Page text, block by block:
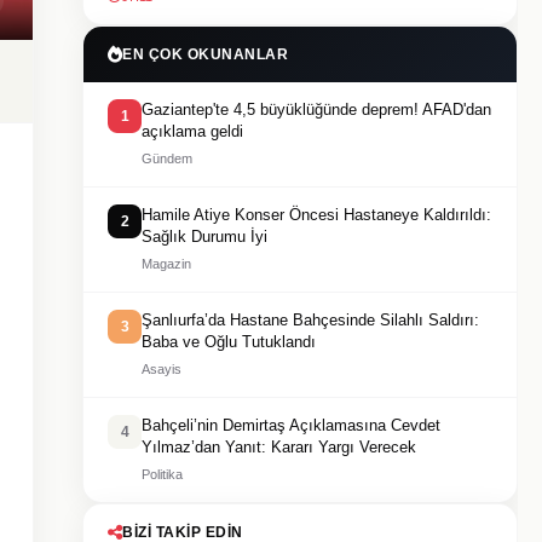
EN ÇOK OKUNANLAR
1
Gaziantep'te 4,5 büyüklüğünde deprem! AFAD'dan
açıklama geldi
Gündem
2
Hamile Atiye Konser Öncesi Hastaneye Kaldırıldı:
Sağlık Durumu İyi
Magazin
3
Şanlıurfa’da Hastane Bahçesinde Silahlı Saldırı:
Baba ve Oğlu Tutuklandı
Asayis
4
Bahçeli’nin Demirtaş Açıklamasına Cevdet
Yılmaz’dan Yanıt: Kararı Yargı Verecek
Politika
BIZI TAKIP EDIN